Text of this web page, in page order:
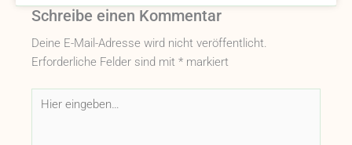
Schreibe einen Kommentar
Deine E-Mail-Adresse wird nicht veröffentlicht.
Erforderliche Felder sind mit * markiert
Hier